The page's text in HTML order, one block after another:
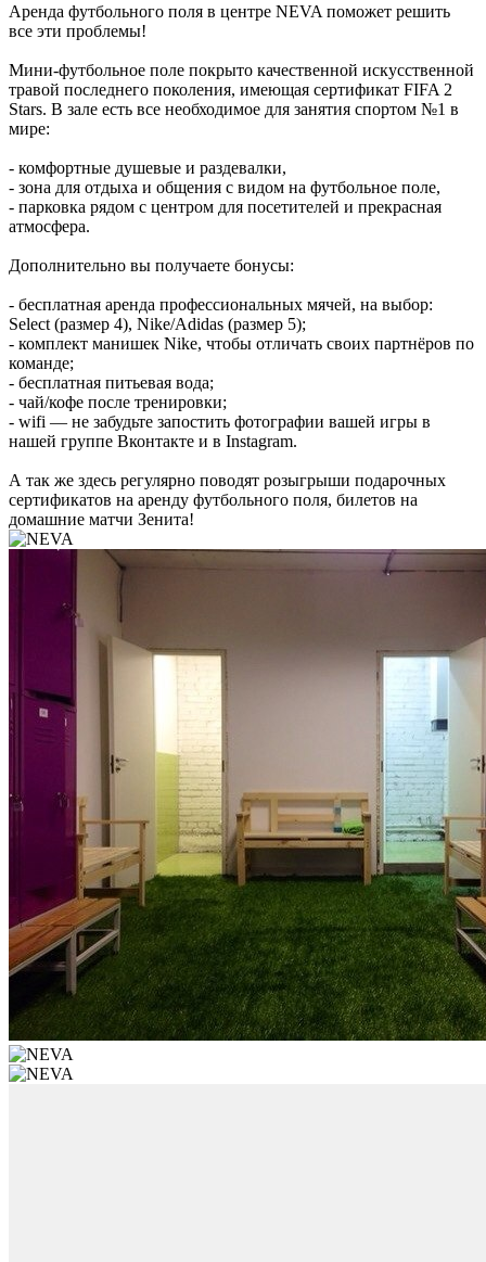
Аренда футбольного поля в центре NEVA поможет решить
все эти проблемы!
Мини-футбольное поле покрыто качественной искусственной
травой последнего поколения, имеющая сертификат FIFA 2
Stars. В зале есть все необходимое для занятия спортом №1 в
мире:
- комфортные душевые и раздевалки,
- зона для отдыха и общения с видом на футбольное поле,
- парковка рядом с центром для посетителей и прекрасная
атмосфера.
Дополнительно вы получаете бонусы:
- бесплатная аренда профессиональных мячей, на выбор:
Select (размер 4), Nike/Adidas (размер 5);
- комплект манишек Nike, чтобы отличать своих партнёров по
команде;
- бесплатная питьевая вода;
- чай/кофе после тренировки;
- wifi — не забудьте запостить фотографии вашей игры в
нашей группе Вконтакте и в Instagram.
А так же здесь регулярно поводят розыгрыши подарочных
сертификатов на аренду футбольного поля, билетов на
домашние матчи Зенита!